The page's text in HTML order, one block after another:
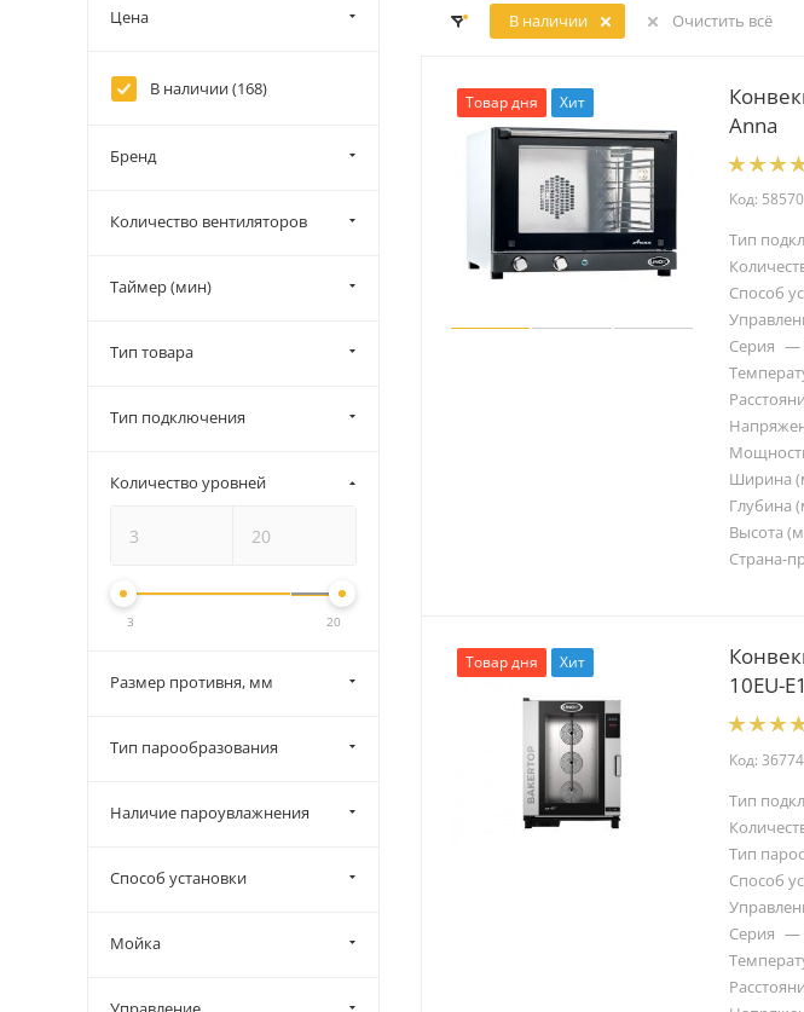
В наличии Очистить всё
Товар дня Хит
Anna
Код: 58570
Тип
Способ
Серия —
Ширина
Глубина
Высота
Страна-
Товар дня Хит
10EU-
Код:
Тип
Тип
Способ
Серия —
Цена
В наличии (168)
Бренд
Количество вентиляторов
Таймер (мин)
Тип товара
Тип подключения
Количество уровней
3 20
Размер противня, мм
Тип парообразования
Наличие пароувлажнения
Способ установки
Мойка